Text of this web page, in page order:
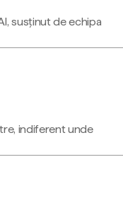
susținut de echipa
indiferent unde